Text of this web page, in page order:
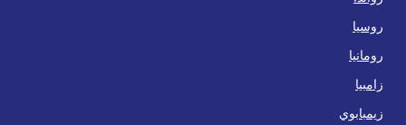
روسيا
رومانيا
زامبيا
زيمبابوي